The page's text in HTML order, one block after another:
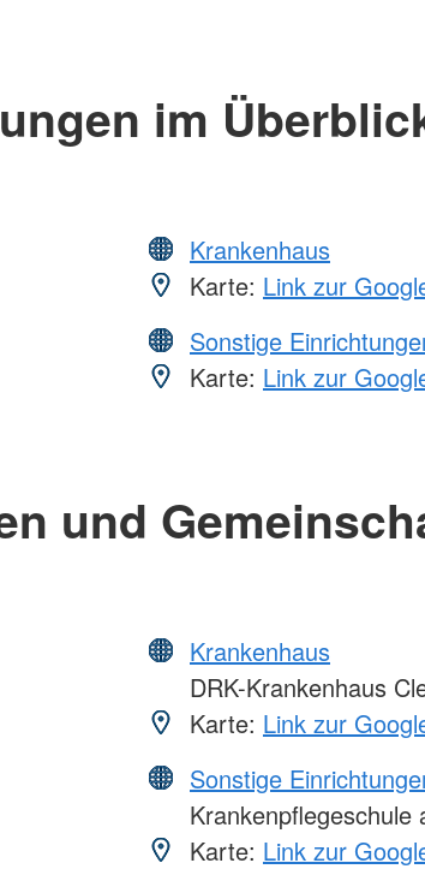
im
Krankenhaus
Karte: Link zur
Sonstige
Karte: Link zur
und
Krankenhaus
DRK-Krankenhaus
Karte: Link zur
Sonstige
Krankenpflegeschule
Karte: Link zur